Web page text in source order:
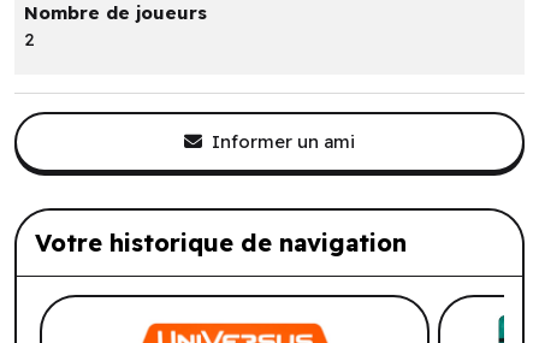
Nombre de joueurs
2
Informer un ami
Votre historique de navigation
Liste de produits suggérés: Votre